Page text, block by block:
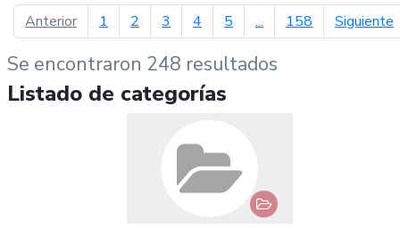
Anteriorpágina anterior
1 2 3 4 5 ... 158 Siguiente
Se encontraron 248 resultados
Listado de categorías